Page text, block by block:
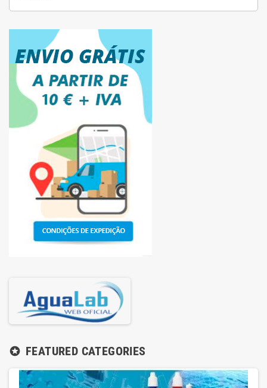
stars FEATURED CATEGORIES